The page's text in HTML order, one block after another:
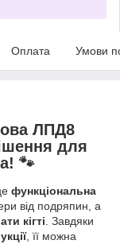
Оплата Умови
ЛПД8
для
🐾
функціональна
від подряпин, а
кігті. Завдяки
, її можна